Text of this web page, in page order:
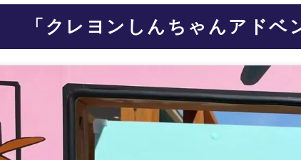
「クレヨンしんちゃんアドベ